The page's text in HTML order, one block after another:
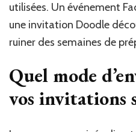
utilisées. Un événement
une invitation Doodle
ruiner des semaines de
Quel mode
vos invitations